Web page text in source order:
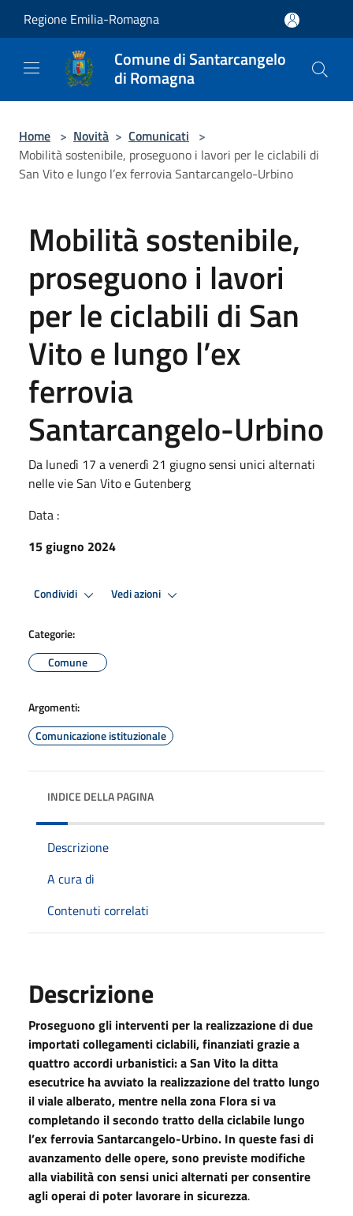
Regione Emilia-Romagna
Comune di Santarcangelo
di Romagna
Home > Novità > Comunicati >
Mobilità sostenibile, proseguono i lavori per le ciclabili di
San Vito e lungo l’ex ferrovia Santarcangelo-Urbino
Mobilità sostenibile,
proseguono i lavori
per le ciclabili di San
Vito e lungo l’ex
ferrovia
Santarcangelo-Urbino
Da lunedì 17 a venerdì 21 giugno sensi unici alternati
nelle vie San Vito e Gutenberg
Data :
15 giugno 2024
Condividi Vedi azioni
Categorie:
Comune
Argomenti:
Comunicazione istituzionale
INDICE DELLA PAGINA
Descrizione
A cura di
Contenuti correlati
Descrizione
Proseguono gli interventi per la realizzazione di due
importati collegamenti ciclabili, finanziati grazie a
quattro accordi urbanistici: a San Vito la ditta
esecutrice ha avviato la realizzazione del tratto lungo
il viale alberato, mentre nella zona Flora si va
completando il secondo tratto della ciclabile lungo
l’ex ferrovia Santarcangelo-Urbino. In queste fasi di
avanzamento delle opere, sono previste modifiche
alla viabilità con sensi unici alternati per consentire
agli operai di poter lavorare in sicurezza.